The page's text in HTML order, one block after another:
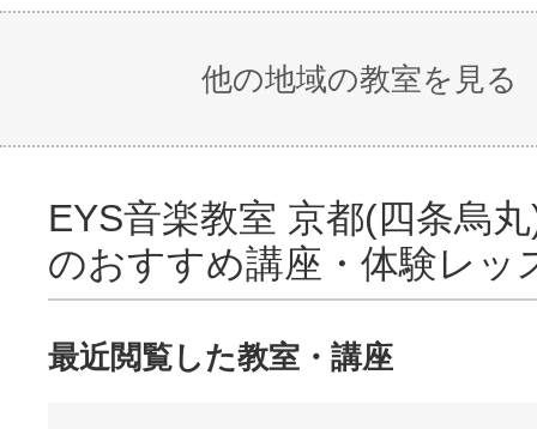
他の地域の教室を見る
EYS音楽教室 京都(四条烏
のおすすめ講座・体験レッ
最近閲覧した教室・講座